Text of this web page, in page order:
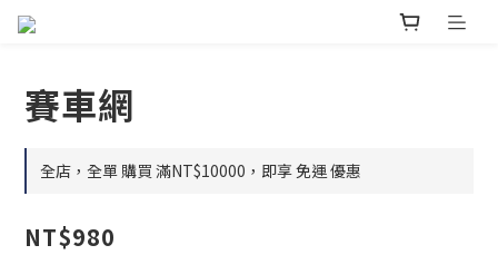
賽車網
全店，全單 購買 滿NT$10000，即享 免運 優惠
NT$980